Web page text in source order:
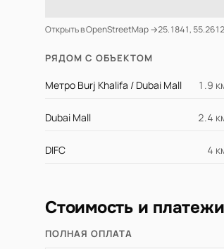
Открыть в OpenStreetMap →25.1841, 55.2612
РЯДОМ С ОБЪЕКТОМ
Метро Burj Khalifa / Dubai Mall 1.9
Dubai Mall 2.4
DIFC 4
Стоимость и платежи
ПОЛНАЯ ОПЛАТА